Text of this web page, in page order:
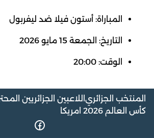
المباراة: أستون فيلا ضد ليفربول
التاريخ: الجمعة 15 مايو 2026
الوقت: 20:00
المنتخب الجزائري اللاعبين الجزائريين
كأس العالم 2026 امريكا